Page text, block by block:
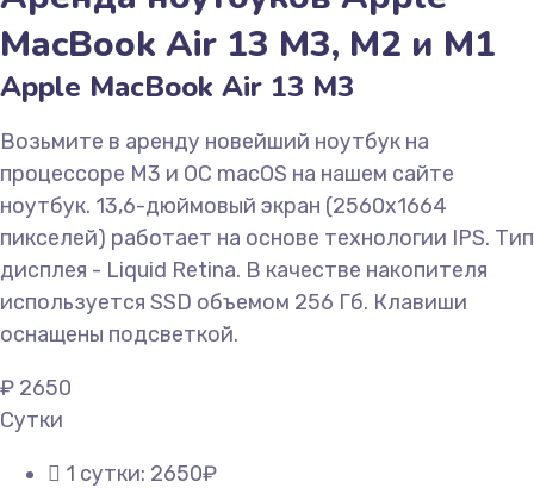
MacBook Air 13 М3, M2 и M1
Apple MacBook Air 13 M3
Возьмите в аренду новейший ноутбук на
процессоре М3 и ОС macOS на нашем сайте
ноутбук. 13,6-дюймовый экран (2560х1664
пикселей) работает на основе технологии IPS. Тип
дисплея - Liquid Retina. В качестве накопителя
используется SSD объемом 256 Гб. Клавиши
оснащены подсветкой.
₽ 2650
Сутки
1 сутки: 2650₽